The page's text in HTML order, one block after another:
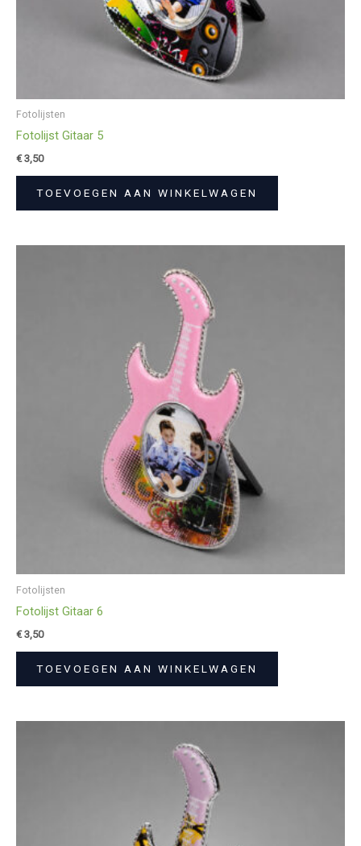
Fotolijsten
Fotolijst Gitaar 5
€3,50
TOEVOEGEN AAN WINKELWAGEN
Fotolijsten
Fotolijst Gitaar 6
€3,50
TOEVOEGEN AAN WINKELWAGEN